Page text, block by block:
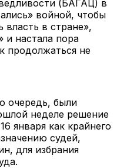
(БАГАЦ) в
войной, чтобы
власть в стране»,
и настала пора
продолжаться не
очередь, были
неделе решение
января как крайнего
судей,
для избрания